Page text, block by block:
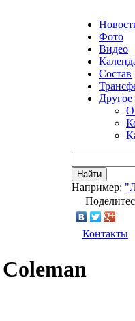
Фото
Видео
Состав
Другое
О
Найти
Например:
Контакты